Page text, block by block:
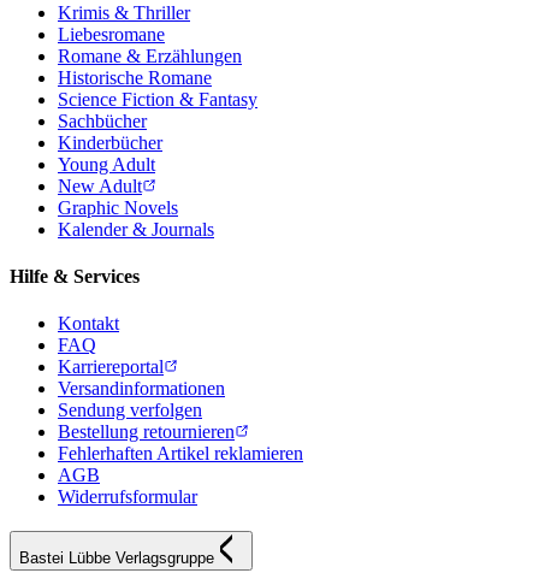
Krimis & Thriller
Liebesromane
Romane & Erzählungen
Historische Romane
Science Fiction & Fantasy
Sachbücher
Kinderbücher
Young Adult
New Adult
Graphic Novels
Kalender & Journals
Hilfe & Services
Kontakt
FAQ
Karriereportal
Versandinformationen
Sendung verfolgen
Bestellung retournieren
Fehlerhaften Artikel reklamieren
AGB
Widerrufsformular
Bastei Lübbe Verlagsgruppe